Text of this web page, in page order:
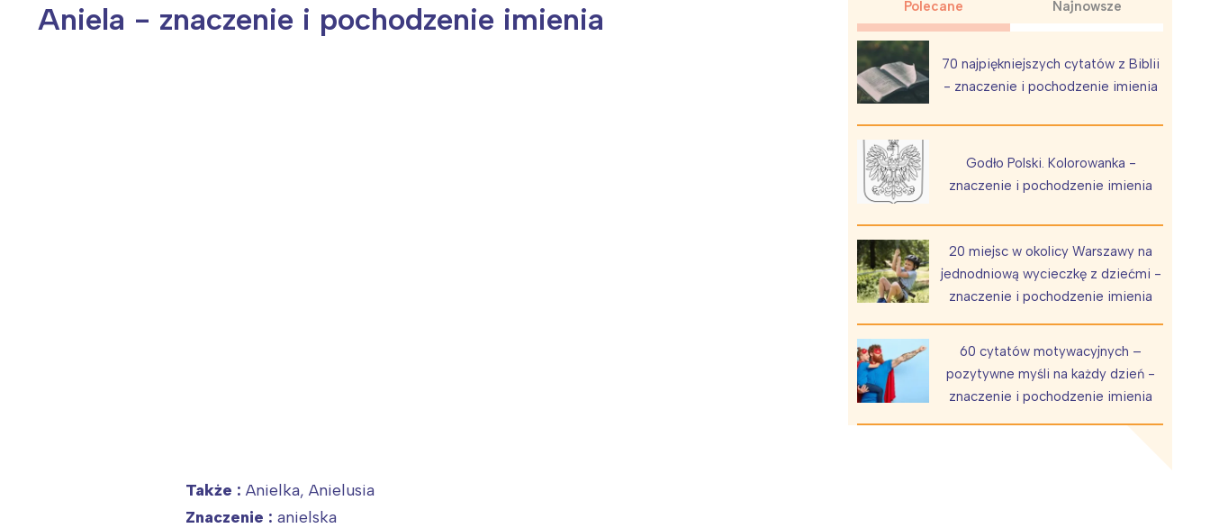
Aniela - znaczenie i pochodzenie imienia Polecane Najnowsze
70 najpiękniejszych cytatów z Biblii
- znaczenie i pochodzenie imienia
Godło Polski. Kolorowanka -
znaczenie i pochodzenie imienia
20 miejsc w okolicy Warszawy na
jednodniową wycieczkę z dziećmi -
znaczenie i pochodzenie imienia
60 cytatów motywacyjnych –
pozytywne myśli na każdy dzień -
znaczenie i pochodzenie imienia
Także : Anielka, Anielusia
Znaczenie : anielska